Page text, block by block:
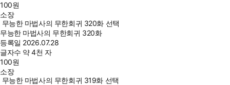
100원
소장
무능한 마법사의 무한회귀 320화 선택
무능한 마법사의 무한회귀 320화
등록일 2026.07.28
글자수 약 4천 자
100원
소장
무능한 마법사의 무한회귀 319화 선택